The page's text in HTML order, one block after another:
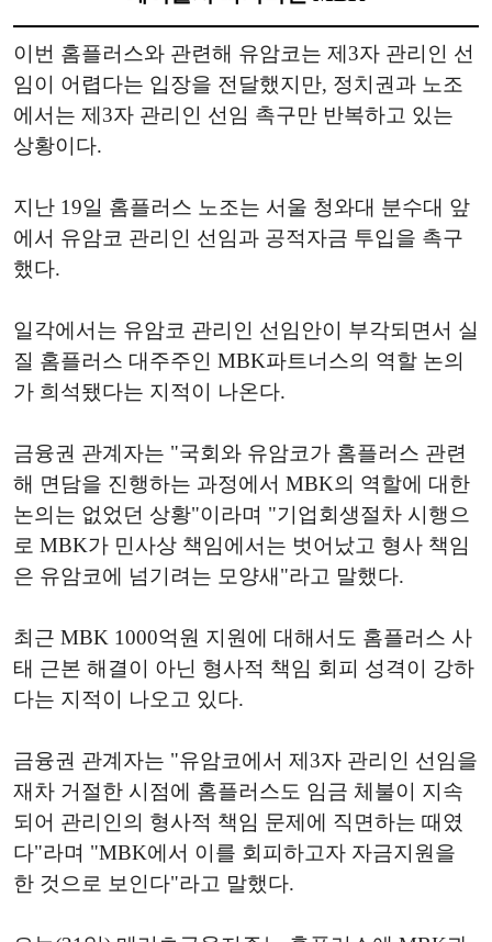
이번 홈플러스와 관련해 유암코는 제3자 관리인 선
임이 어렵다는 입장을 전달했지만, 정치권과 노조
에서는 제3자 관리인 선임 촉구만 반복하고 있는
상황이다.
지난 19일 홈플러스 노조는 서울 청와대 분수대 앞
에서 유암코 관리인 선임과 공적자금 투입을 촉구
했다.
일각에서는 유암코 관리인 선임안이 부각되면서 실
질 홈플러스 대주주인 MBK파트너스의 역할 논의
가 희석됐다는 지적이 나온다.
금융권 관계자는 "국회와 유암코가 홈플러스 관련
해 면담을 진행하는 과정에서 MBK의 역할에 대한
논의는 없었던 상황"이라며 "기업회생절차 시행으
로 MBK가 민사상 책임에서는 벗어났고 형사 책임
은 유암코에 넘기려는 모양새"라고 말했다.
최근 MBK 1000억원 지원에 대해서도 홈플러스 사
태 근본 해결이 아닌 형사적 책임 회피 성격이 강하
다는 지적이 나오고 있다.
금융권 관계자는 "유암코에서 제3자 관리인 선임을
재차 거절한 시점에 홈플러스도 임금 체불이 지속
되어 관리인의 형사적 책임 문제에 직면하는 때였
다"라며 "MBK에서 이를 회피하고자 자금지원을
한 것으로 보인다"라고 말했다.